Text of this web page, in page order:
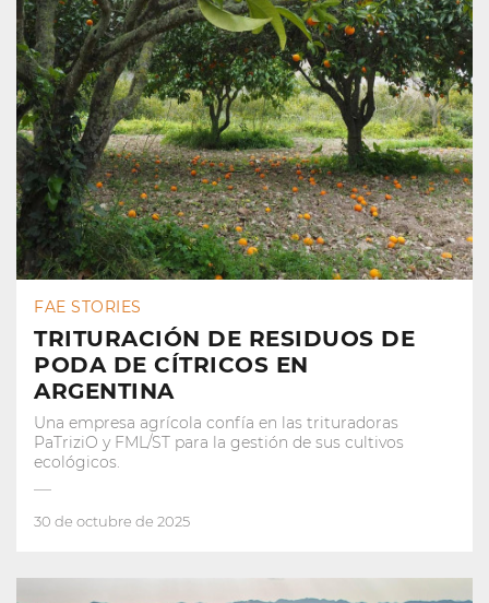
FAE STORIES
TRITURACIÓN DE RESIDUOS DE
PODA DE CÍTRICOS EN
ARGENTINA
Una empresa agrícola confía en las trituradoras
PaTriziO y FML/ST para la gestión de sus cultivos
ecológicos.
30 de octubre de 2025